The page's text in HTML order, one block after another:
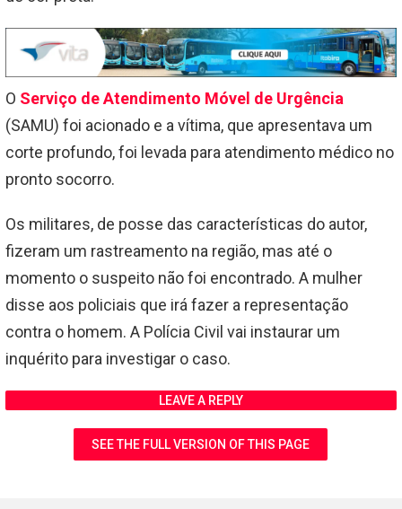
O Serviço de Atendimento Móvel de Urgência
(SAMU) foi acionado e a vítima, que apresentava um
corte profundo, foi levada para atendimento médico no
pronto socorro.
Os militares, de posse das características do autor,
fizeram um rastreamento na região, mas até o
momento o suspeito não foi encontrado. A mulher
disse aos policiais que irá fazer a representação
contra o homem. A Polícia Civil vai instaurar um
inquérito para investigar o caso.
LEAVE A REPLY
SEE THE FULL VERSION OF THIS PAGE